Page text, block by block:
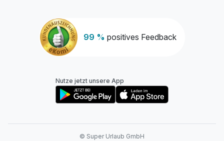
99 % positives Feedback
Nutze jetzt unsere App
© Super Urlaub GmbH